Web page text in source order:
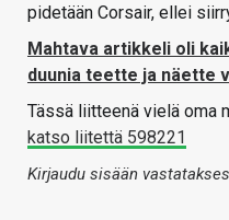
pidetään Corsair, ellei
Mahtava artikkeli oli
duunia teette ja näette
Tässä liitteenä vielä oma
katso liitettä 598221
Kirjaudu sisään